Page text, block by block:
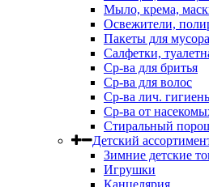
Мыло, крема,
Освежители,
Пакеты для
Салфетки,
Ср-ва для бритья
Ср-ва для волос
Ср-ва лич.
Ср-ва от
Стиральный
Детский
Зимние детские
Игрушки
Канцелярия